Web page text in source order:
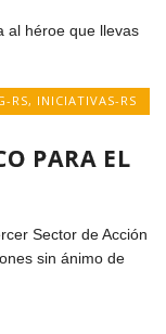
al héroe que llevas
RS, INICIATIVAS-RS
PARA EL
Sector de Acción
sin ánimo de